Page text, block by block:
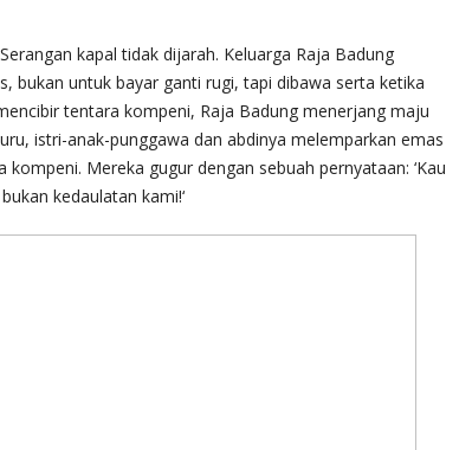
kapal tidak dijarah. Keluarga Raja Badung
bukan untuk bayar ganti rugi, tapi dibawa serta ketika
tentara kompeni, Raja Badung menerjang maju
istri-anak-punggawa dan abdinya melemparkan emas
Mereka gugur dengan sebuah pernyataan: ‘Kau
kedaulatan kami!‘